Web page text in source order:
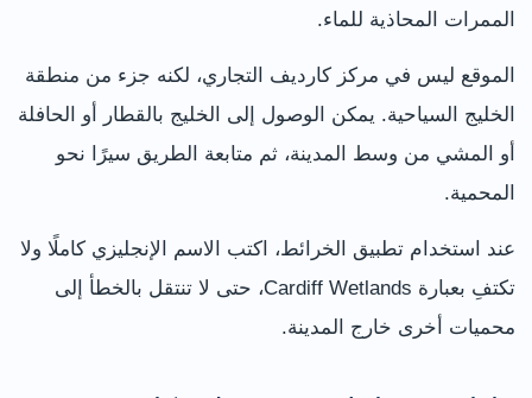
الممرات المحاذية للماء.
الموقع ليس في مركز كارديف التجاري، لكنه جزء من منطقة
الخليج السياحية. يمكن الوصول إلى الخليج بالقطار أو الحافلة
أو المشي من وسط المدينة، ثم متابعة الطريق سيرًا نحو
المحمية.
عند استخدام تطبيق الخرائط، اكتب الاسم الإنجليزي كاملًا ولا
تكتفِ بعبارة Cardiff Wetlands، حتى لا تنتقل بالخطأ إلى
محميات أخرى خارج المدينة.